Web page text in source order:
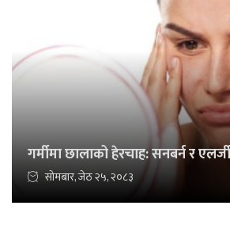
गर्मीमा छालाको हेरचाह: सनबर्न र
सोमबार, जेठ २५, २०८३